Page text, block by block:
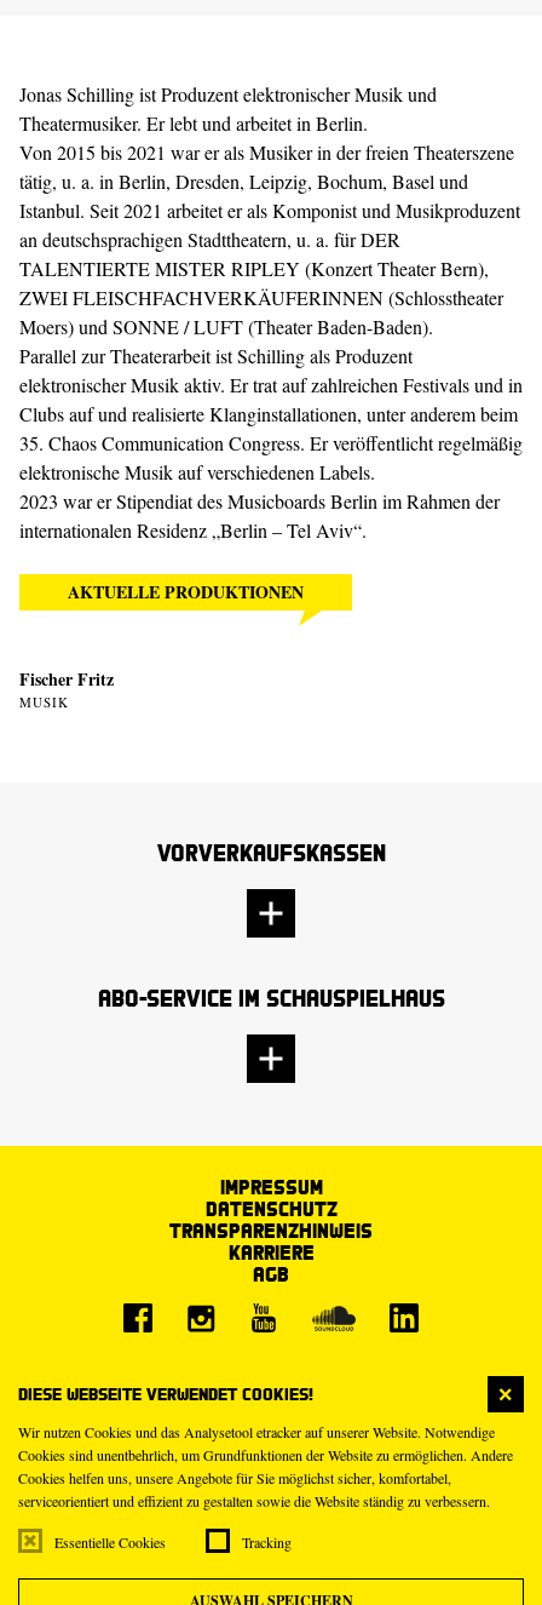
Diese Webseite verwendet Cookies!
Wir nutzen Cookies und das Analysetool etracker auf unserer Website. Notwendige
Cookies sind unentbehrlich, um Grundfunktionen der Website zu ermöglichen. Andere
Cookies helfen uns, unsere Angebote für Sie möglichst sicher, komfortabel,
serviceorientiert und effizient zu gestalten sowie die Website ständig zu verbessern.
Essentielle Cookies Tracking
AUSWAHL SPEICHERN
Jonas Schilling ist Produzent elektronischer Musik und
Theatermusiker. Er lebt und arbeitet in Berlin.
Von 2015 bis 2021 war er als Musiker in der freien Theaterszene
tätig, u. a. in Berlin, Dresden, Leipzig, Bochum, Basel und
Istanbul. Seit 2021 arbeitet er als Komponist und Musikproduzent
an deutschsprachigen Stadttheatern, u. a. für DER
TALENTIERTE MISTER RIPLEY (Konzert Theater Bern),
ZWEI FLEISCHFACHVERKÄUFERINNEN (Schlosstheater
Moers) und SONNE / LUFT (Theater Baden-Baden).
Parallel zur Theaterarbeit ist Schilling als Produzent
elektronischer Musik aktiv. Er trat auf zahlreichen Festivals und in
Clubs auf und realisierte Klanginstallationen, unter anderem beim
35. Chaos Communication Congress. Er veröffentlicht regelmäßig
elektronische Musik auf verschiedenen Labels.
2023 war er Stipendiat des Musicboards Berlin im Rahmen der
internationalen Residenz „Berlin – Tel Aviv“.
AKTUELLE PRODUKTIONEN
Fischer Fritz
MUSIK
Vorverkaufskassen
Abo-Service im Schauspielhaus
Impressum
Datenschutz
Transparenzhinweis
Karriere
AGB